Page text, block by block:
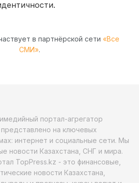
в партнёрской сети «Все
СМИ».
портал-агрегатор
на ключевых
интернет и социальные сети. Мы
новости Казахстана, СНГ и мира.
TopPress.kz - это финансовые,
новости Казахстана,